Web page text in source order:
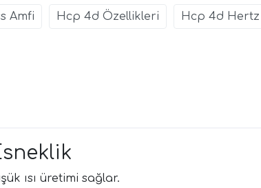
Amfi Hcp 4d Özellikleri Hcp 4d Hertz
ısı üretimi sağlar.